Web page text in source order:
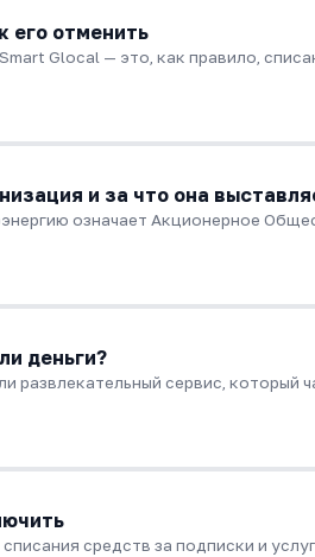
его отменить
Glocal — это, как правило,
и за что она
означает Акционерное
деньги?
сервис, который
средств за подписки и